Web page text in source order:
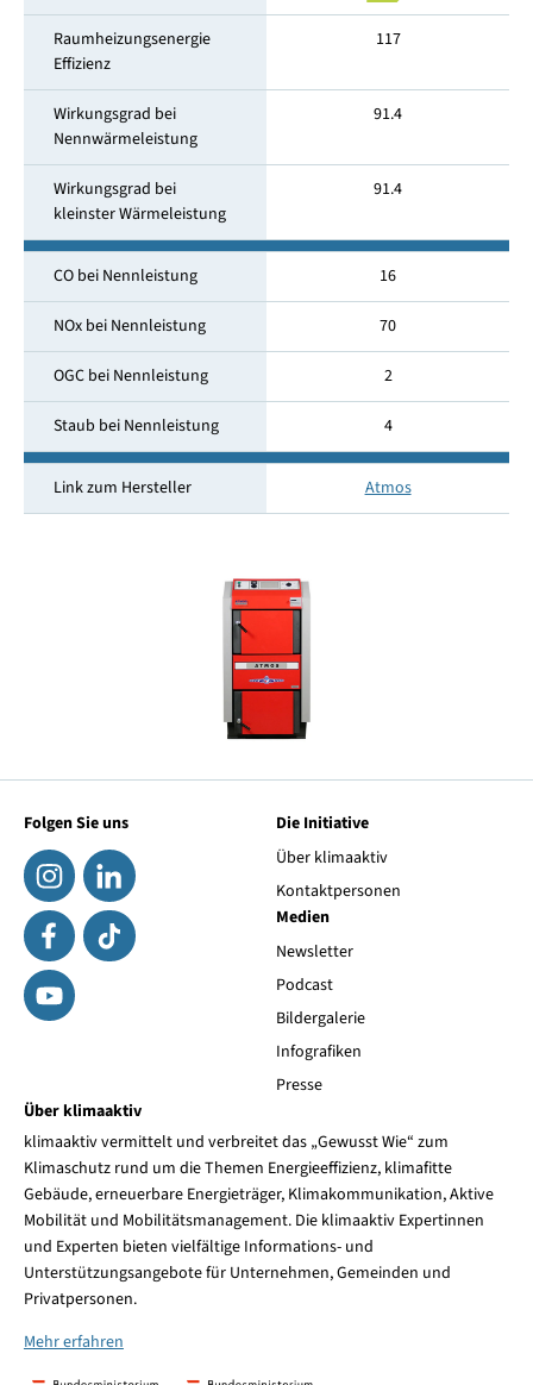
Raumheizungsenergie
Effizienz
117
Wirkungsgrad bei
Nennwärmeleistung
91.4
Wirkungsgrad bei
kleinster Wärmeleistung
91.4
CO bei Nennleistung 16
NOx bei Nennleistung 70
OGC bei Nennleistung 2
Staub bei Nennleistung 4
Link zum Hersteller Atmos
Folgen Sie uns
Die Initiative
Über klimaaktiv
Kontaktpersonen
Medien
Newsletter
Podcast
Bildergalerie
Infografiken
Presse
Über klimaaktiv
klimaaktiv vermittelt und verbreitet das „Gewusst Wie“ zum
Klimaschutz rund um die Themen Energieeffizienz, klimafitte
Gebäude, erneuerbare Energieträger, Klimakommunikation, Aktive
Mobilität und Mobilitätsmanagement. Die klimaaktiv Expertinnen
und Experten bieten vielfältige Informations- und
Unterstützungsangebote für Unternehmen, Gemeinden und
Privatpersonen.
Mehr erfahren